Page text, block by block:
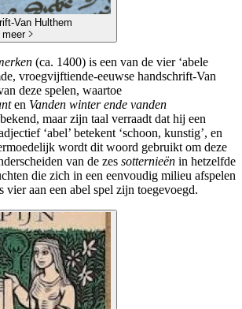
Van Hulthem
meer
(ca. 1400) is een van de vier ‘abele
vroegvijftiende-eeuwse handschrift-Van
deze spelen, waartoe
en Vanden winter ende vanden
maar zijn taal verraadt dat hij een
‘abel’ betekent ‘schoon, kunstig’, en
wordt dit woord gebruikt om deze
van de zes sotternieën in hetzelfde
die zich in een eenvoudig milieu afspelen
vier aan een abel spel zijn toegevoegd.